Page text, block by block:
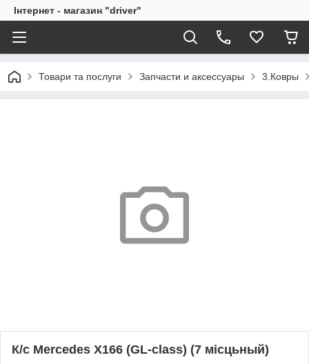
Інтернет - магазин "driver"
Товари та послуги Запчасти и аксессуары 3.Ковры
К/с Mercedes X166 (GL-class) (7 місцьный)